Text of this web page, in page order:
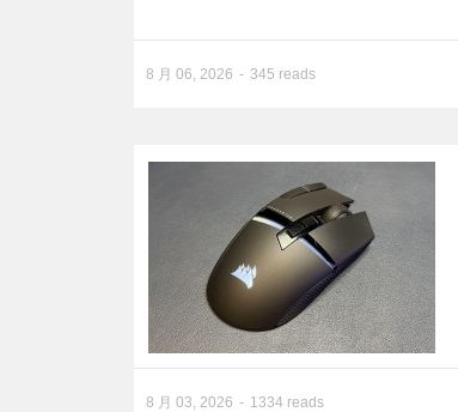
8 月 06, 2026 345 reads
8 月 03, 2026 1334 reads